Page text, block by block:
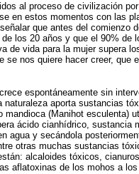
al proceso de civilización
en estos momentos con las
que antes del comienzo
los 20 años y que el 90%
de vida para la mujer supera
se nos quiere hacer creer,
espontáneamente sin
naturaleza aporta sustancias
(Manihot esculenta)
ácido cianhídrico, sustancia
agua y secándola
otras muchas sustancias
alcaloides tóxicos,
aflatoxinas de los mohos a